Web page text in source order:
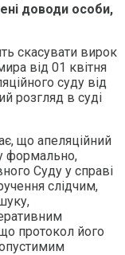
доводи особи,
скасувати вирок
від 01 квітня
суду від
розгляд в суді
що апеляційний
формально,
Суду у справі
слідчим,
протокол його